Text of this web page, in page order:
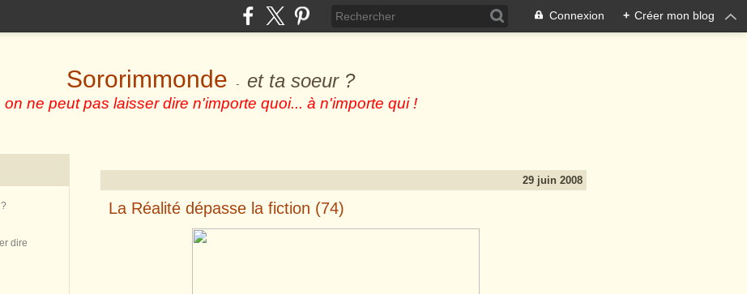
Connexion + Créer mon blog
Sororimmonde - et ta soeur ?
on ne peut pas laisser dire n'importe quoi... à n'importe qui !
dire
29 juin 2008
La Réalité dépasse la fiction (74)